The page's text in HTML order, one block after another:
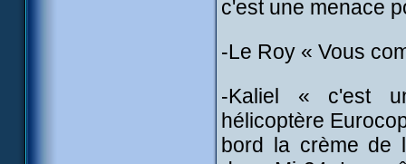
c'est une menace
-Le Roy « Vous
-Kaliel « c'est
hélicoptère
bord la crème de